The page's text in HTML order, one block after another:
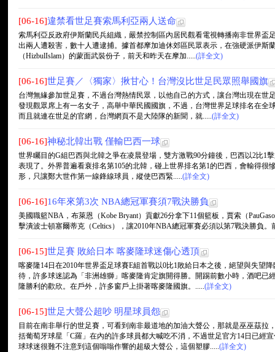
[06-16]違禁看世足賽索馬利亞兩人送命
索馬利亞反政府伊斯蘭民兵組織，嚴禁控制區內居民觀看電視轉播南非世界盃
出兩人遭殺害，數十人遭逮捕。據首都摩加迪休郊區民眾表示，在強硬派伊斯
（HizbulIslam）的蒙面武裝份子，前天和昨天在摩加.....(詳全文)
[06-16]世足賽／〈獨家〉揪甘心！台灣沒比世足民眾照舉國旗
台灣無緣參加世足賽，不過台灣熱情民眾，以他自己的方式，讓台灣出現在世
發現觀眾席上有一名女子，高舉中華民國國旗，不過，台灣世界足球排名在全
而且就連在世足的官網，台灣網頁不是大陸隊的新聞，就.....(詳全文)
[06-16]神秘北韓出戰 僅輸巴西一球
世界矚目的G組巴西與北韓之爭在凌晨登場，雙方激戰90分鐘後，巴西以2比1
表現了。外界普遍看衰排名第105的北韓，碰上世界排名第1的巴西，會輸得很
形，只讓鄭大世作第一線鋒線球員，縱使巴西緊.....(詳全文)
[06-16]16年來第3次 NBA總冠軍賽須7戰決勝負
美國職籃NBA，布萊恩（Kobe Bryant）貢獻26分拿下11個籃板，賈索（
擊潰波士頓塞爾蒂克（Celtics），讓2010年NBA總冠軍賽必須以第7戰決勝負。
[06-15]世足賽 敗給日本 喀麥隆球迷傷心透頂
喀麥隆14日在2010年世界盃足球賽E組首戰以0比1敗給日本之後，絕望與失望
待，許多球迷認為「非洲雄獅」喀麥隆肯定旗開得勝。開踢前數小時，酒吧已
隆勝利的歡欣。在戶外，許多窗戶上掛著喀麥隆國旗。.....(詳全文)
[06-15]世足大聲公超吵 明星球員怨
目前在南非舉行的世足賽，可看到南非最道地的加油大聲公，那就是巫巫茲拉
括葡萄牙球星「C羅」在內的許多球員都大喊吃不消，不過世足官方14日已經
球球迷很難不注意到這個嗡嗡作響的超級大聲公，這個塑膠.....(詳全文)